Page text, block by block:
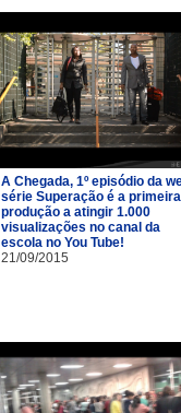
A Chegada, 1º episódio da
série Superação é a primeira
produção a atingir 1.000
visualizações no canal da
escola no You Tube!
21/09/2015